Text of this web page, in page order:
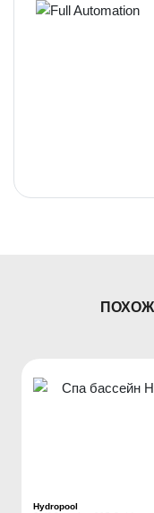
Hydropool